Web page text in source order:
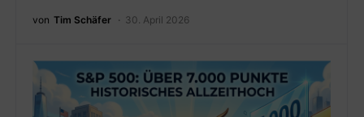
von Tim Schäfer 30. April 2026